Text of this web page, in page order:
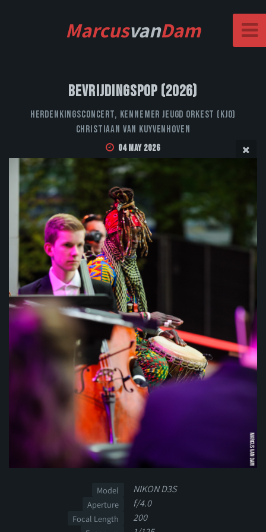
MarcusvanDam
Bevrijdingspop (2026)
Herdenkingsconcert, Kennemer Jeugd Orkest (KJO)
Christiaan van Kuyvenhoven
04 May 2026
Model NIKON D3S
Aperture f/4.0
Focal Length 200